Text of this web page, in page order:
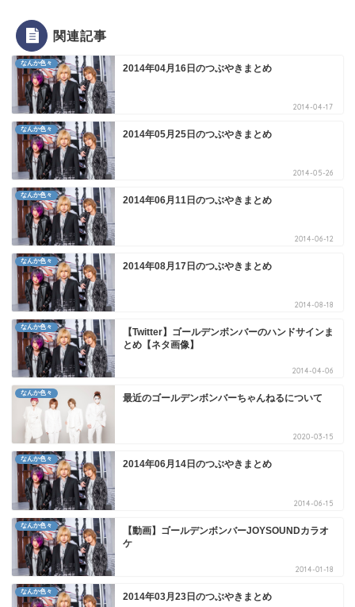
関連記事
なんか色々 2014年04月16日のつぶやきまとめ
2014-04-17
なんか色々 2014年05月25日のつぶやきまとめ
2014-05-26
なんか色々 2014年06月11日のつぶやきまとめ
2014-06-12
なんか色々 2014年08月17日のつぶやきまとめ
2014-08-18
なんか色々
【Twitter】ゴールデンボンバーのハンドサインま
とめ【ネタ画像】
2014-04-06
なんか色々 最近のゴールデンボンバーちゃんねるについて
2020-03-15
なんか色々 2014年06月14日のつぶやきまとめ
2014-06-15
なんか色々
【動画】ゴールデンボンバーJOYSOUNDカラオ
ケ
2014-01-18
なんか色々 2014年03月23日のつぶやきまとめ